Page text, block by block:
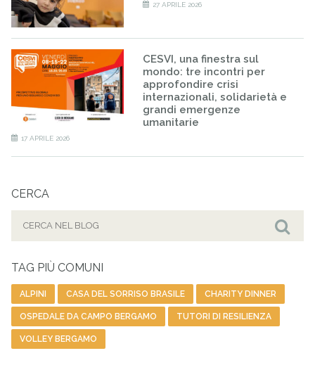
27 APRILE 2026
CESVI, una finestra sul
mondo: tre incontri per
approfondire crisi
internazionali, solidarietà e
grandi emergenze
umanitarie
17 APRILE 2026
CERCA
TAG PIÙ COMUNI
ALPINI CASA DEL SORRISO BRASILE CHARITY DINNER
OSPEDALE DA CAMPO BERGAMO TUTORI DI RESILIENZA
VOLLEY BERGAMO